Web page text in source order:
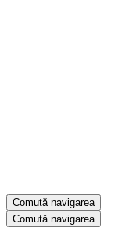
Comută navigarea
Comută navigarea